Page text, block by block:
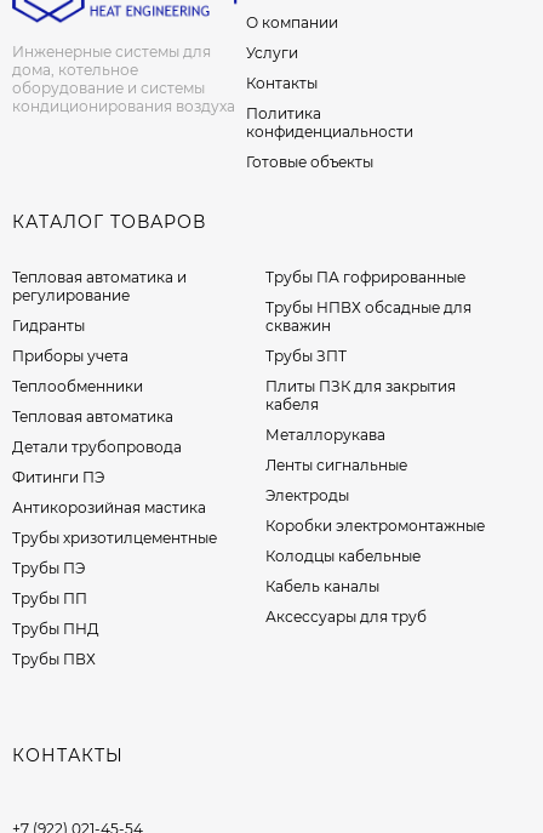
Инженерные системы для
дома, котельное
оборудование и системы
кондиционирования воздуха
О компании
Услуги
Контакты
Политика
конфиденциальности
Готовые объекты
КАТАЛОГ ТОВАРОВ
Тепловая автоматика и
регулирование
Гидранты
Приборы учета
Теплообменники
Тепловая автоматика
Детали трубопровода
Фитинги ПЭ
Антикорозийная мастика
Трубы хризотилцементные
Трубы ПЭ
Трубы ПП
Трубы ПНД
Трубы ПВХ
Трубы ПА гофрированные
Трубы НПВХ обсадные для
скважин
Трубы ЗПТ
Плиты ПЗК для закрытия
кабеля
Металлорукава
Ленты сигнальные
Электроды
Коробки электромонтажные
Колодцы кабельные
Кабель каналы
Аксессуары для труб
КОНТАКТЫ
+7 (922) 021-45-54